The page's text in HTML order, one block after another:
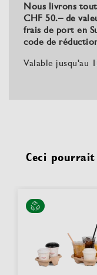
Nous livrons
CHF 50.– de
frais de port en
code de
Valable jusqu'au
Ceci